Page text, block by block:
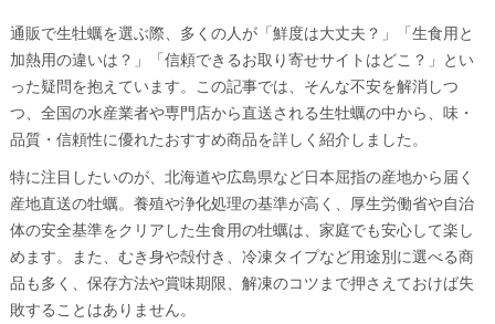
通販で生牡蠣を選ぶ際、多くの人が「鮮度は大丈夫？」「生食用と
加熱用の違いは？」「信頼できるお取り寄せサイトはどこ？」とい
った疑問を抱えています。この記事では、そんな不安を解消しつ
つ、全国の水産業者や専門店から直送される生牡蠣の中から、味・
品質・信頼性に優れたおすすめ商品を詳しく紹介しました。
特に注目したいのが、北海道や広島県など日本屈指の産地から届く
産地直送の牡蠣。養殖や浄化処理の基準が高く、厚生労働省や自治
体の安全基準をクリアした生食用の牡蠣は、家庭でも安心して楽し
めます。また、むき身や殻付き、冷凍タイプなど用途別に選べる商
品も多く、保存方法や賞味期限、解凍のコツまで押さえておけば失
敗することはありません。